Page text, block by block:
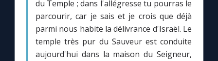
du Temple ; dans l'allégresse tu pourras le
parcourir, car je sais et je crois que déjà
parmi nous habite la délivrance d'Israël. Le
temple très pur du Sauveur est conduite
aujourd'hui dans la maison du Seigneur,